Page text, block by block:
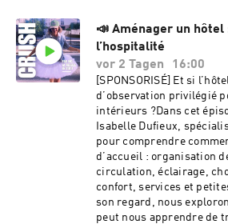
d'arrêter d'avoir peur
premier amour
ne l’oublie jamais. Il
guide tous les
création Crush Le
Étrange Imaginé, écrit et
Charlotte Danchin &
ChadefauxProduction :
: Lucie Coquart Musique,
Alice Krief☀️ Abonne-toi
et LA CHOSE ÉTRANGE
toi aux comptes
@crush_lepodcast et
📣 Aménager un hôtel
l’hospitalité
vor 2 Tagen
16:00
[SPONSORISÉ] Et si
d’observation privilégié
intérieurs ?Dans cet
Isabelle Dufieux,
pour comprendre
d’accueil : organisation
circulation, éclairage,
confort, services et
son regard, nous
peut nous apprendre de